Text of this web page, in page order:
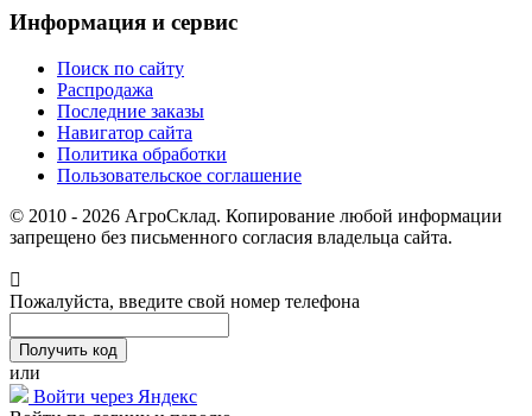
Информация и сервис
Поиск по сайту
Распродажа
Последние заказы
Навигатор сайта
Политика обработки
Пользовательское соглашение
© 2010 - 2026 АгроСклад. Копирование любой информации
запрещено без письменного согласия владельца сайта.
Пожалуйста, введите свой номер телефона
или
Войти через Яндекс